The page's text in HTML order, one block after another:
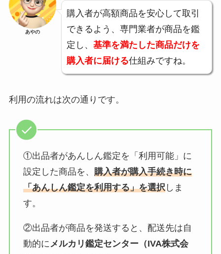
あやの
購入者が高額商品を安心して取引
できるよう、専門業者が商品を鑑
定し、 基準を満たした商品だけを
購入者に届ける仕組みですね。
利用の流れは次の通りです。
①出品者があんしん鑑定を「利用可能」に
設定した商品を、 購入者が購入手続き時に
「あんしん鑑定を利用する」を選択しま
す。
②出品者が商品を発送すると、配送先は自
動的にメルカリ鑑定センター（IVA株式会